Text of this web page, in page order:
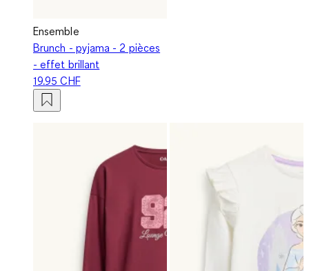
Ensemble
Brunch - pyjama - 2 pièces
- effet brillant
19.95 CHF